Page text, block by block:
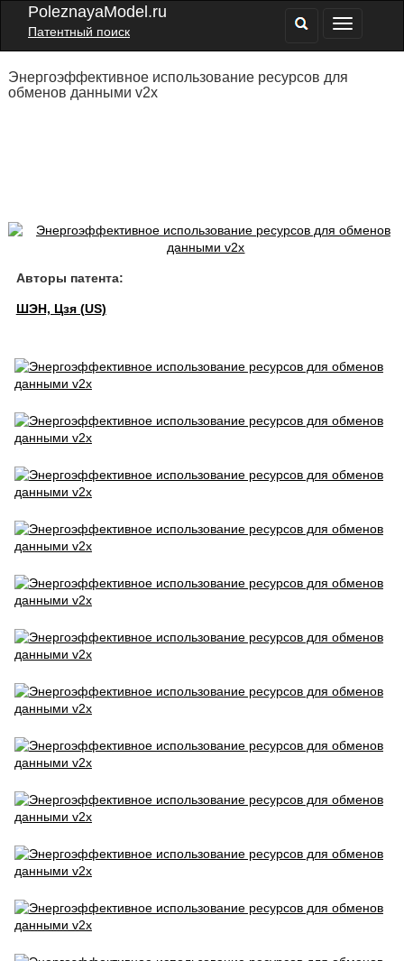
PoleznayaModel.ru
Патентный поиск
Энергоэффективное использование ресурсов для
обменов данными v2x
Авторы патента:
ШЭН, Цзя (US)